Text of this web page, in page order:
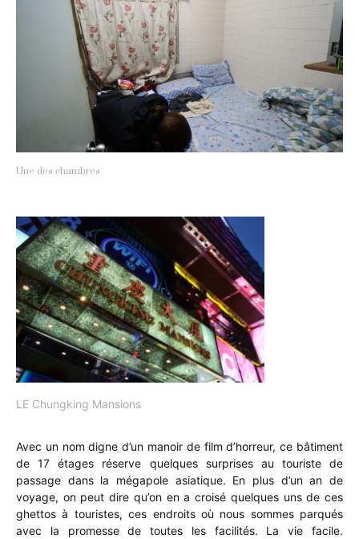
Une des chambres
LE Chungking Mansions
Avec un nom digne d’un manoir de film d’horreur, ce bâtiment
de 17 étages réserve quelques surprises au touriste de
passage dans la mégapole asiatique. En plus d’un an de
voyage, on peut dire qu’on en a croisé quelques uns de ces
ghettos à touristes, ces endroits où nous sommes parqués
avec la promesse de toutes les facilités. La vie facile.